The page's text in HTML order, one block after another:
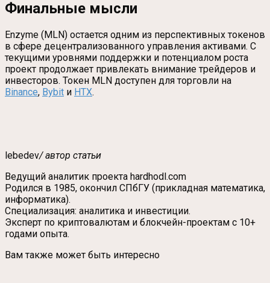
Финальные мысли
Enzyme (MLN) остается одним из перспективных токенов
в сфере децентрализованного управления активами. С
текущими уровнями поддержки и потенциалом роста
проект продолжает привлекать внимание трейдеров и
инвесторов. Токен MLN доступен для торговли на
Binance, Bybit и HTX.
lebedev/ автор статьи
Ведущий аналитик проекта hardhodl.com
Родился в 1985, окончил СПбГУ (прикладная математика,
информатика).
Специализация: аналитика и инвестиции.
Эксперт по криптовалютам и блокчейн-проектам с 10+
годами опыта.
Вам также может быть интересно